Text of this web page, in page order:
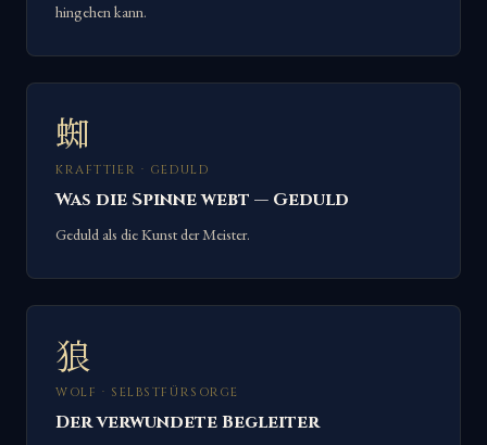
hingehen kann.
蜘
KRAFTTIER · GEDULD
Was die Spinne webt — Geduld
Geduld als die Kunst der Meister.
狼
WOLF · SELBSTFÜRSORGE
Der verwundete Begleiter